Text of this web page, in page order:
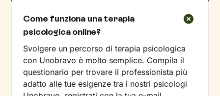
Come funziona una terapia
psicologica online?
Svolgere un percorso di terapia psicologica
con Unobravo è molto semplice. Compila il
questionario per trovare il professionista più
adatto alle tue esigenze tra i nostri psicologi